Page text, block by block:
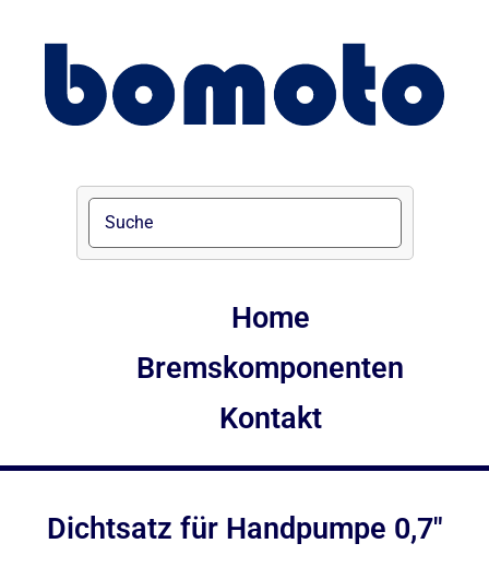
Home
Bremskomponenten
Kontakt
Dichtsatz für Handpumpe 0,7″